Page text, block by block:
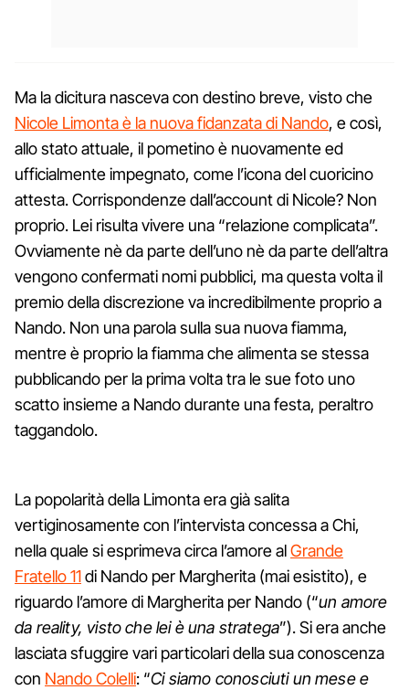
Ma la dicitura nasceva con destino breve, visto che
Nicole Limonta è la nuova fidanzata di Nando, e così,
allo stato attuale, il pometino è nuovamente ed
ufficialmente impegnato, come l’icona del cuoricino
attesta. Corrispondenze dall’account di Nicole? Non
proprio. Lei risulta vivere una “relazione complicata”.
Ovviamente nè da parte dell’uno nè da parte dell’altra
vengono confermati nomi pubblici, ma questa volta il
premio della discrezione va incredibilmente proprio a
Nando. Non una parola sulla sua nuova fiamma,
mentre è proprio la fiamma che alimenta se stessa
pubblicando per la prima volta tra le sue foto uno
scatto insieme a Nando durante una festa, peraltro
taggandolo.
La popolarità della Limonta era già salita
vertiginosamente con l’intervista concessa a Chi,
nella quale si esprimeva circa l’amore alGrande
Fratello 11di Nando per Margherita (mai esistito), e
riguardo l’amore di Margherita per Nando (“un amore
da reality, visto che lei è una stratega”). Si era anche
lasciata sfuggire vari particolari della sua conoscenza
con Nando Colelli: “Ci siamo conosciuti un mese e